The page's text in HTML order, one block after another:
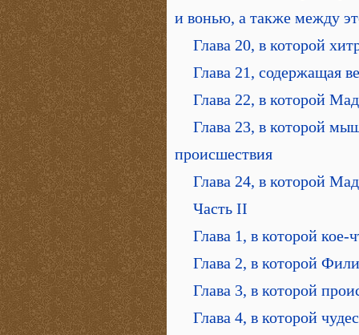
и вонью, а также между
Глава 20, в которой
Глава 21, содержащая
Глава 22, в которой
Глава 23, в которой
происшествия
Глава 24, в которой
Часть II
Глава 1, в которой кое-
Глава 2, в которой
Глава 3, в которой
Глава 4, в которой